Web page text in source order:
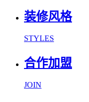
装修风格
STYLES
合作加盟
JOIN